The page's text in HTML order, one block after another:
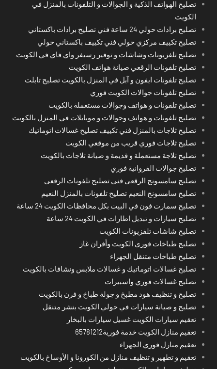
تصليح الهواتف الذكية و الجوالات و التلفونات بالمنزل في
الكويت
تصليح برادات حولي 24 ساعة فني تصليح برادات باكستاني
تصليح تكييف مركزي حولي فني تكييف باكستاني حولي
تصليح تلفزيونات وشاشات و توفير رسيفر واي فاي في الكويت
تصليح تلفونات الرقعي صيانة هواتف الكويت
تصليح تلفونات ايفون و آبل في المنزل بالكويت تصليح تابلت
تصليح تلفونات جوالات الكويت فوري
تصليح تلفونات و هواتف وجوالات مستعملة بالكويت
تصليح تلفونات و هواتف وجوالات و موبايلات في المنزل بالكويت
تصليح ثلاجات بالمنزل فني تكييف تصليح غسالات اتوماتيك
تصليح ثلاجات فوري قريب من موقعي الكويت
تصليح ثلاجة مستعملة و قديمة و صيانة ثلاجات بالكويت
تصليح جوالات الفروانية فوري
تصليح سامسونج الرقعي فني تصليح تلفونات الرقعي
تصليح سامسونج النعيم تصليح تلفونات بالمنزل النعيم
تصليح سمارت فون في البيت بكل محافظات الكويت 24 ساعة
تصليح سيارات و تبديل اطارات في الكويت 24 ساعة
تصليح شاشات تلفزيونات الكويت
تصليح طباخات فوري الكويت وأفران غاز
تصليح طباخات متنقل الجهراء
تصليح غسالات اتوماتيك و غسالات ملابس ونشافات بالكويت
تصليح غسالات فوري واسبيرات
تصليح و تنظيف هود مطبخ و جولة طباخ و فرن بالكويت
تصليح و صيانة سيارات في حولي الكويت بنشر متنقل
تعقيم سيارات الكويت غسيل سيارات بالبخار
تعقيم منازل الكويت خدمة فورية65781212
تعقيم منازل فوري الجهراء
تعقيم و تطهير و تنظيف منازل من الكورونا و الأوساخ بالكويت